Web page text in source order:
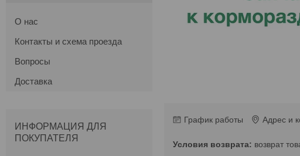
График работы Адрес и
возврат
О нас
Контакты и схема проезда
Вопросы
Доставка
ИНФОРМАЦИЯ ДЛЯ
ПОКУПАТЕЛЯ